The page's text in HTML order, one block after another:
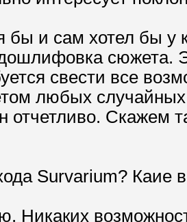
бы и сам хотел бы у
сюжета.
свести все
любых
отчетливо. Скажем
Survarium? Каие
Никаких